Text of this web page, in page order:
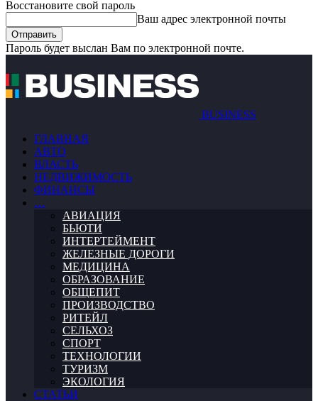
Восстановите свой пароль
Ваш адрес электронной почты
Пароль будет выслан Вам по электронной почте.
BUSINESS
ГЛАВНАЯ
АВТО
ВЛАСТЬ
НЕДВИЖИМОСТЬ
ФИНАНСЫ
…
АВИАЦИЯ
БЬЮТИ
ИНТЕРТЕЙМЕНТ
ЖЕЛЕЗНЫЕ ДОРОГИ
МЕДИЦИНА
ОБРАЗОВАНИЕ
ОБЩЕПИТ
ПРОИЗВОДСТВО
РИТЕЙЛ
СЕЛЬХОЗ
СПОРТ
ТЕХНОЛОГИИ
ТУРИЗМ
ЭКОЛОГИЯ
СТАТЬИ